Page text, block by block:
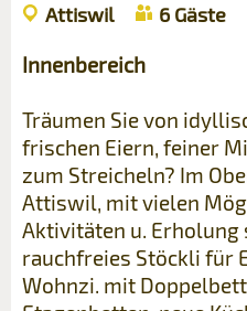
Attiswil 6 Gäste
Innenbereich
Träumen Sie von
frischen Eiern, feiner
zum Streicheln? Im
Attiswil, mit vielen
Aktivitäten u.
rauchfreies Stöckli für
Wohnzi. mit